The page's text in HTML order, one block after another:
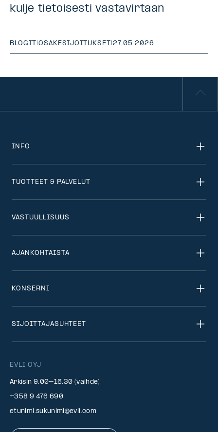
kulje tietoisesti vastavirtaan
BLOGIT |OSAKESIJOITUKSET |27.05.2026
EVLI OYJ
Arkisin 9.00–16.30 (vaihde)
+358 9 476 690
etunimi.sukunimi@evli.com
INFO
TUOTTEET & PALVELUT
VASTUULLISUUS
AJANKOHTAISTA
KONSERNI
SIJOITTAJASUHTEET